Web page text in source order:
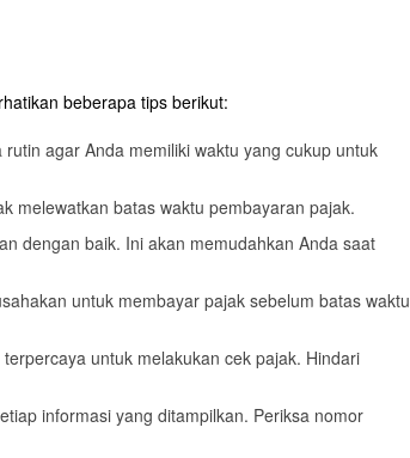
beberapa tips berikut:
agar Anda memiliki waktu yang cukup untuk
melewatkan batas waktu pembayaran pajak.
dengan baik. Ini akan memudahkan Anda saat
untuk membayar pajak sebelum batas waktu
untuk melakukan cek pajak. Hindari
informasi yang ditampilkan. Periksa nomor